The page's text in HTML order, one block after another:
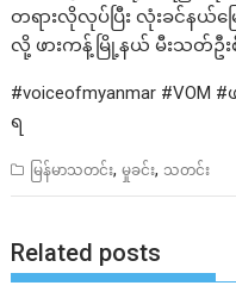
တရားလိုလုပ်ပြီး လုံးခင်နယ်
လို့ ဖားကန့်မြို့နယ် မီးသတ်ဦး
#voiceofmyanmar
ရ
မြန်မာသတင်း,မှုခင်း, သတင်း
Related posts